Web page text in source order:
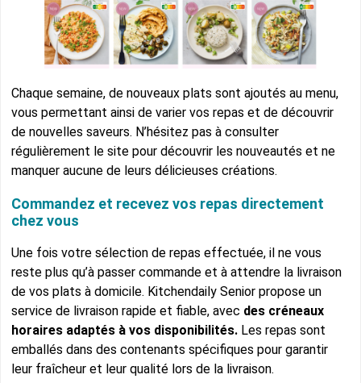
Chaque semaine, de nouveaux plats sont ajoutés au menu,
vous permettant ainsi de varier vos repas et de découvrir
de nouvelles saveurs. N’hésitez pas à consulter
régulièrement le site pour découvrir les nouveautés et ne
manquer aucune de leurs délicieuses créations.
Commandez et recevez vos repas directement
chez vous
Une fois votre sélection de repas effectuée, il ne vous
reste plus qu’à passer commande et à attendre la livraison
de vos plats à domicile. Kitchendaily Senior propose un
service de livraison rapide et fiable, avec des créneaux
horaires adaptés à vos disponibilités. Les repas sont
emballés dans des contenants spécifiques pour garantir
leur fraîcheur et leur qualité lors de la livraison.